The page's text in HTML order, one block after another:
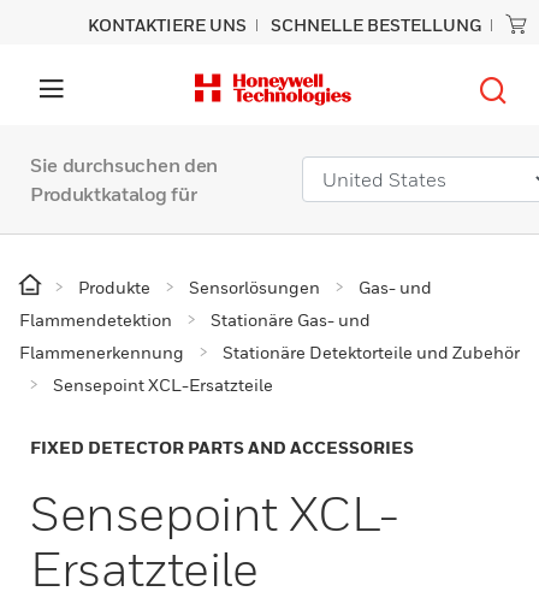
KONTAKTIERE UNS SCHNELLE BESTELLUNG
Sie durchsuchen den
Produktkatalog für
Produkte Sensorlösungen
Gas- und
Flammendetektion
Stationäre Gas- und
Flammenerkennung
Stationäre Detektorteile und Zubehör
Sensepoint XCL-Ersatzteile
FIXED DETECTOR PARTS AND ACCESSORIES
Sensepoint XCL-
Ersatzteile